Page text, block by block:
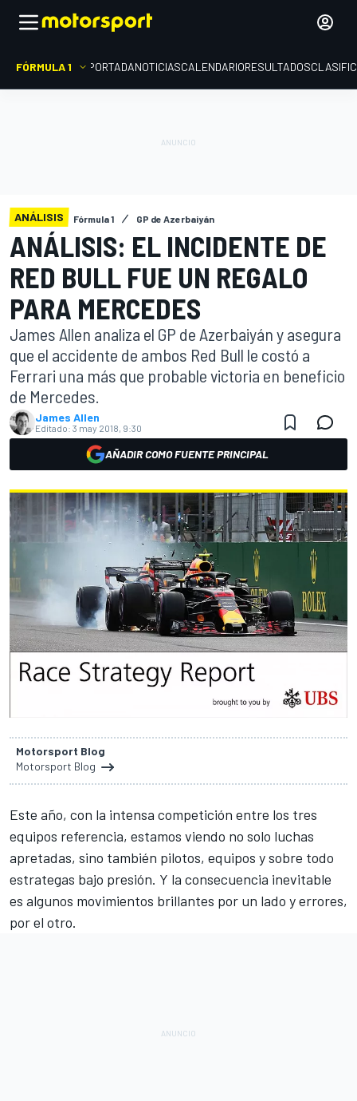
FÓRMULA 1 PORTADANOTICIASCALENDARIORESULTADOS
ANÁLISIS Fórmula 1 GP de Azerbaiyán
ANÁLISIS: EL INCIDENTE DE
RED BULL FUE UN REGALO
PARA MERCEDES
James Allen analiza el GP de Azerbaiyán y asegura
que el accidente de ambos Red Bull le costó a
Ferrari una más que probable victoria en beneficio
de Mercedes.
James Allen
Editado: 3 may 2018, 9:30
AÑADIR COMO FUENTE PRINCIPAL
Motorsport Blog
Motorsport Blog
Este año, con la intensa competición entre los tres
equipos referencia, estamos viendo no solo luchas
apretadas, sino también pilotos, equipos y sobre todo
estrategas bajo presión. Y la consecuencia inevitable
es algunos movimientos brillantes por un lado y errores,
por el otro.